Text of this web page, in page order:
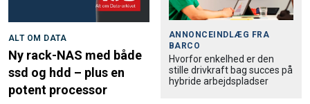
ALT OM DATA
Ny rack-NAS med både
ssd og hdd – plus en
potent processor
ANNONCEINDLÆG FRA
BARCO
Hvorfor enkelhed er den
stille drivkraft bag succes på
hybride arbejdspladser